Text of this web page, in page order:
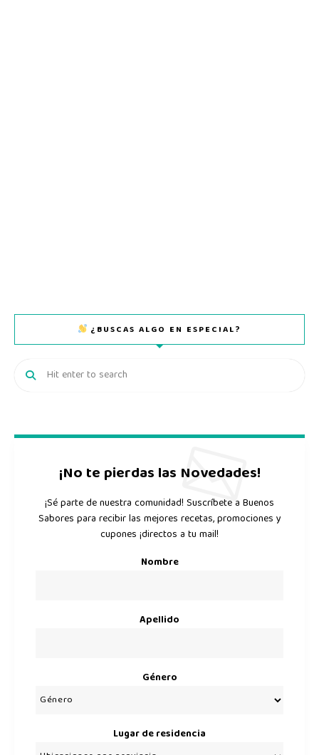
¿BUSCAS ALGO EN ESPECIAL?
¡No te pierdas las Novedades!
¡Sé parte de nuestra comunidad! Suscríbete a Buenos
Sabores para recibir las mejores recetas, promociones y
cupones ¡directos a tu mail!
Nombre
Apellido
Género
Lugar de residencia